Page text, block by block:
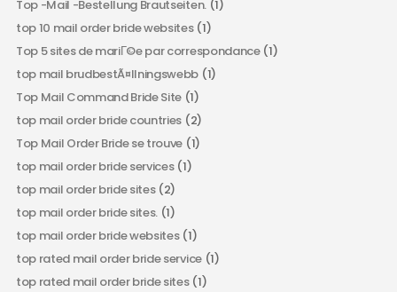
Top -Mail -Bestellung Brautseiten.(1)
top 10 mail order bride websites(1)
Top 5 sites de mariГ©e par correspondance(1)
top mail brudbestÃ¤llningswebb (1)
Top Mail Command Bride Site (1)
top mail order bride countries (2)
Top Mail Order Bride se trouve (1)
top mail order bride services(1)
top mail order bride sites(2)
top mail order bride sites. (1)
top mail order bride websites(1)
top rated mail order bride service(1)
top rated mail order bride sites(1)